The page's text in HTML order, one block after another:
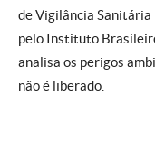
de Vigilância Sanitária
pelo Instituto
analisa os perigos
não é liberado.